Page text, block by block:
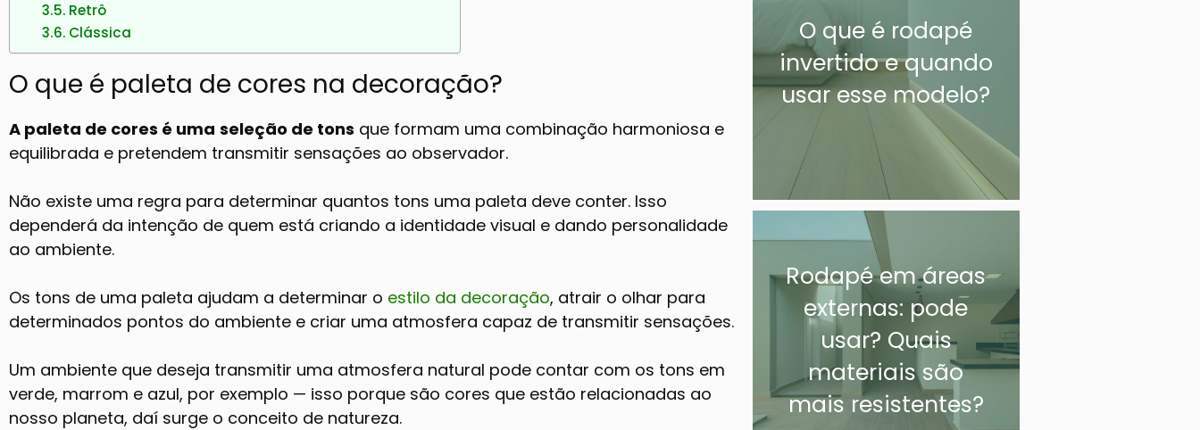
Retrô
Clássica
O que é paleta de cores na decoração?
A paleta de cores é uma seleção de tons que formam uma combinação harmoniosa e
equilibrada e pretendem transmitir sensações ao observador.
Não existe uma regra para determinar quantos tons uma paleta deve conter. Isso
dependerá da intenção de quem está criando a identidade visual e dando personalidade
ao ambiente.
Os tons de uma paleta ajudam a determinar o estilo da decoração, atrair o olhar para
determinados pontos do ambiente e criar uma atmosfera capaz de transmitir sensações.
Um ambiente que deseja transmitir uma atmosfera natural pode contar com os tons em
verde, marrom e azul, por exemplo — isso porque são cores que estão relacionadas ao
nosso planeta, daí surge o conceito de natureza.
O que é rodapé
invertido e quando
usar esse modelo?
Rodapé em áreas
externas: pode
usar? Quais
materiais são
mais resistentes?